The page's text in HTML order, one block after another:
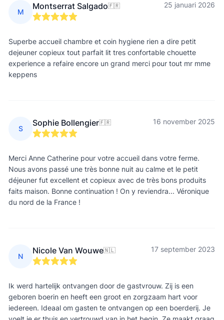
M
Montserrat Salgado🇫🇷 25 januari 2026
Superbe accueil chambre et coin hygiene rien a dire petit
dejeuner copieux tout parfait lit tres confortable chouette
experience a refaire encore un grand merci pour tout mr mme
keppens
S
Sophie Bollengier🇫🇷 16 november 2025
Merci Anne Catherine pour votre accueil dans votre ferme.
Nous avons passé une très bonne nuit au calme et le petit
déjeuner fut excellent et copieux avec de très bons produits
faits maison. Bonne continuation ! On y reviendra... Véronique
du nord de la France !
N
Nicole Van Wouwe🇳🇱 17 september 2023
Ik werd hartelijk ontvangen door de gastvrouw. Zij is een
geboren boerin en heeft een groot en zorgzaam hart voor
iedereen. Ideaal om gasten te ontvangen op een boerderij. Je